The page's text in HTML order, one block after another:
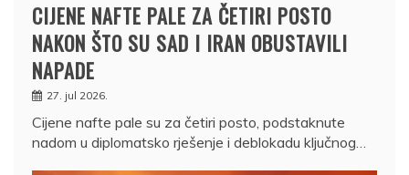
CIJENE NAFTE PALE ZA ČETIRI POSTO
NAKON ŠTO SU SAD I IRAN OBUSTAVILI
NAPADE
27. jul 2026.
Cijene nafte pale su za četiri posto, podstaknute
nadom u diplomatsko rješenje i deblokadu ključnog…